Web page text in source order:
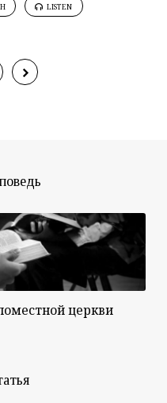
LISTEN
церкви